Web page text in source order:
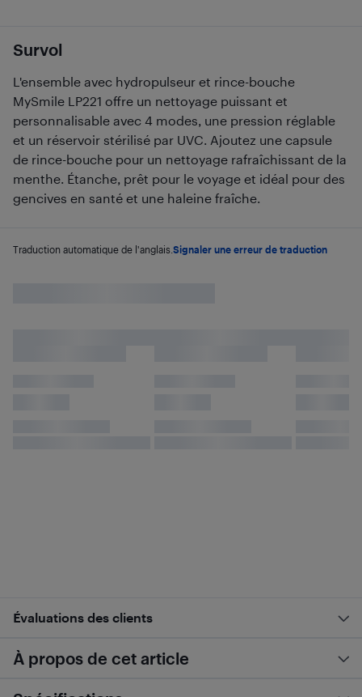
Survol
L'ensemble avec hydropulseur et rince-bouche
MySmile LP221 offre un nettoyage puissant et
personnalisable avec 4 modes, une pression réglable
et un réservoir stérilisé par UVC. Ajoutez une capsule
de rince-bouche pour un nettoyage rafraîchissant de la
menthe. Étanche, prêt pour le voyage et idéal pour des
gencives en santé et une haleine fraîche.
Traduction automatique de l'anglais. Signaler une erreur de traduction
Évaluations des clients
À propos de cet article